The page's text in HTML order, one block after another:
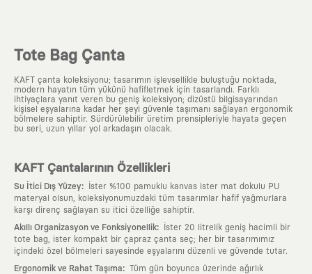
Tote Bag Çanta
KAFT çanta koleksiyonu; tasarımın işlevsellikle buluştuğu noktada,
modern hayatın tüm yükünü hafifletmek için tasarlandı. Farklı
ihtiyaçlara yanıt veren bu geniş koleksiyon; dizüstü bilgisayarından
kişisel eşyalarına kadar her şeyi güvenle taşımanı sağlayan ergonomik
bölmelere sahiptir. Sürdürülebilir üretim prensipleriyle hayata geçen
bu seri, uzun yıllar yol arkadaşın olacak.
KAFT Çantalarının Özellikleri
Su İtici Dış Yüzey:
İster %100 pamuklu kanvas ister mat dokulu PU
materyal olsun, koleksiyonumuzdaki tüm tasarımlar hafif yağmurlara
karşı direnç sağlayan su itici özelliğe sahiptir.
Akıllı Organizasyon ve Fonksiyonellik:
İster 20 litrelik geniş hacimli bir
tote bag, ister kompakt bir çapraz çanta seç; her bir tasarımımız
içindeki özel bölmeleri sayesinde eşyalarını düzenli ve güvende tutar.
Ergonomik ve Rahat Taşıma: Tüm gün boyunca üzerinde ağırlık